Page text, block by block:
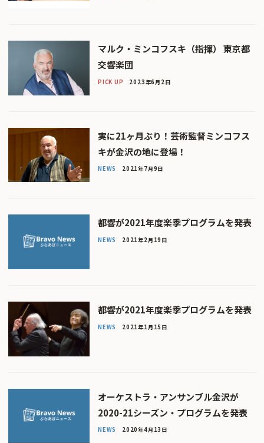
マルク・ミンコフスキ（指揮） 東京都
交響楽団
PICK UP 2023年6月2日
実に21ヶ月ぶり！芸術監督ミンコフス
キが金沢の地に登場！
NEWS 2021年7月9日
都響が2021年度楽季プログラムを発表
NEWS 2021年2月19日
都響が2021年度楽季プログラムを発表
NEWS 2021年1月15日
オーケストラ・アンサンブル金沢が
2020-21シーズン・プログラムを発表
NEWS 2020年4月13日